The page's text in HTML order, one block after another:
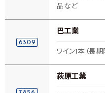
品など
6309
巴工業
ワイン1本（長期
萩原工業